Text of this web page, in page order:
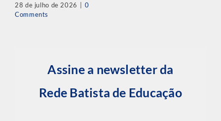
28 de julho de 2026
0
Comments
Assine a newsletter da
Rede Batista de Educação